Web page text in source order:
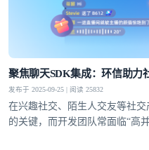
聚焦聊天SDK集成：环信助力
发布于 2025-09-25 | 阅读 25832
在兴趣社交、陌生人交友等社
的关键，而开发团队常面临“高